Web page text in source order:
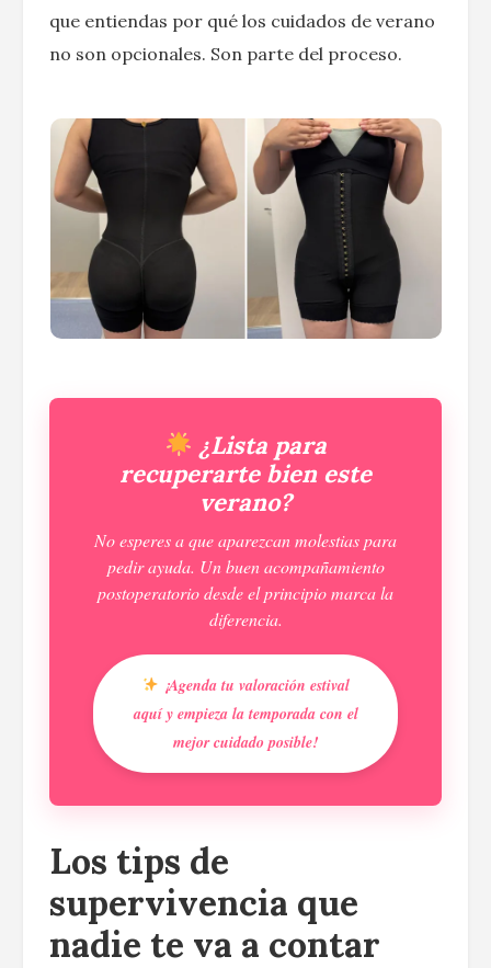
que entiendas por qué los cuidados de verano
no son opcionales. Son parte del proceso.
¿Lista para
recuperarte bien este
verano?
No esperes a que aparezcan molestias para
pedir ayuda. Un buen acompañamiento
postoperatorio desde el principio marca la
diferencia.
¡Agenda tu valoración estival
aquí y empieza la temporada con el
mejor cuidado posible!
Los tips de
supervivencia que
nadie te va a contar